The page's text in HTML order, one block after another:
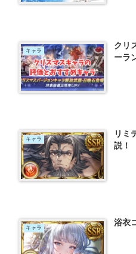
キャラ
クリ
ーラ
キャラ
リミ
説！
キャラ
浴衣